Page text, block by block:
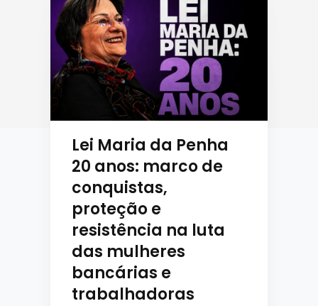
Lei Maria da Penha
20 anos: marco de
conquistas,
proteção e
resistência na luta
das mulheres
bancárias e
trabalhadoras